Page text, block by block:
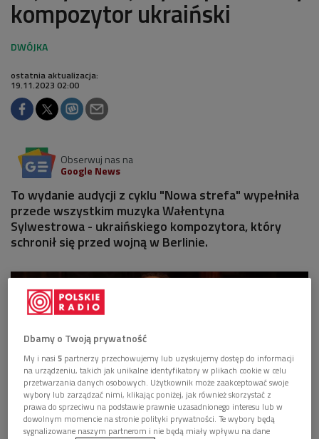
kompozytor ukraiński
ostatnia aktualizacja:
19.11.2023 02:00
Obserwuj nas na
Google News
To wydanie audycji z cyklu "Nowa strefa" wypełniła
przede wszystkim muzyka Wałentyna
Sylwestrowa - ukraińskiego kompozytora, który
schronił się przed wojną w Berlinie.
Dbamy o Twoją prywatność
My i nasi5 partnerzy przechowujemy lub uzyskujemy dostęp do informacji
na urządzeniu, takich jak unikalne identyfikatory w plikach cookie w celu
przetwarzania danych osobowych. Użytkownik może zaakceptować swoje
wybory lub zarządzać nimi, klikając poniżej, jak również skorzystać z
prawa do sprzeciwu na podstawie prawnie uzasadnionego interesu lub w
dowolnym momencie na stronie polityki prywatności. Te wybory będą
sygnalizowane naszym partnerom i nie będą miały wpływu na dane